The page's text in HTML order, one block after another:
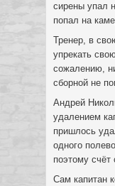
сирены упал
попал на
Тренер, в
упрекать
сожалению,
сборной не
Андрей
удалением
пришлось
одного
поэтому счёт
Сам капитан